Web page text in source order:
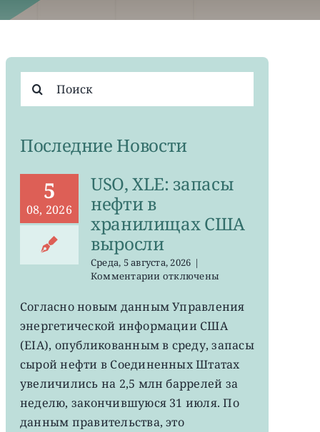
поиска:
Последние Новости
5
08, 2026
USO, XLE: запасы
нефти в
хранилищах США
выросли
Среда, 5 августа, 2026 |
Комментариик
USO,
запасы
нефти
хранилищах
США
выросли
отключены
Согласно новым данным Управления
энергетической информации США
(EIA), опубликованным в среду, запасы
сырой нефти в Соединенных Штатах
увеличились на 2,5 млн баррелей за
неделю, закончившуюся 31 июля. По
данным правительства, это